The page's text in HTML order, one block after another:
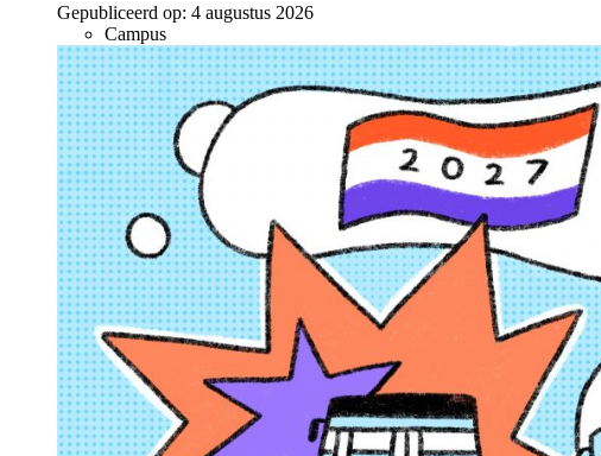
Gepubliceerd op: 4 augustus 2026
Campus